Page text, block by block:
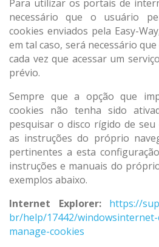
Para utilizar os portais de
necessário que o usuário
cookies enviados pela Easy-
em tal caso, será necessário
cada vez que acessar um
prévio.
Sempre que a opção que
cookies não tenha sido
pesquisar o disco rígido de
as instruções do próprio
pertinentes a esta
instruções e manuais do
exemplos abaixo.
Internet Explorer:
https://
br/help/17442/
manage-cookies